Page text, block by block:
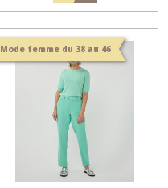
Mode femme du 38 au 46